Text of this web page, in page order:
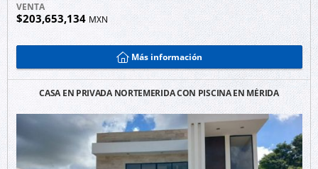
VENTA
$203,653,134 MXN
Más información
CASA EN PRIVADA NORTEMERIDA CON PISCINA EN MÉRIDA